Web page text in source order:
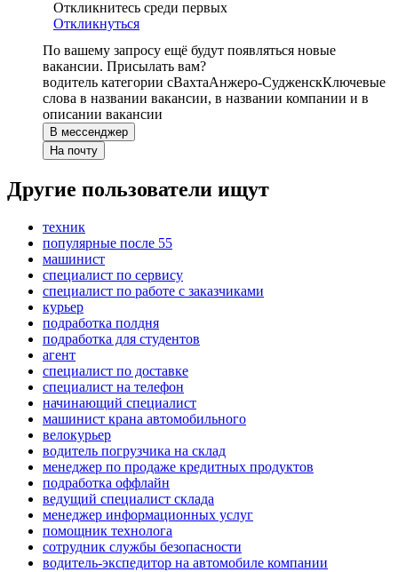
Откликнитесь среди первых
Откликнуться
По вашему запросу ещё будут появляться новые
вакансии. Присылать вам?
водитель категории cВахтаАнжеро-СудженскКлючевые
слова в названии вакансии, в названии компании и в
описании вакансии
В мессенджер
На почту
Другие пользователи ищут
техник
популярные после 55
машинист
специалист по сервису
специалист по работе с заказчиками
курьер
подработка полдня
подработка для студентов
агент
специалист по доставке
специалист на телефон
начинающий специалист
машинист крана автомобильного
велокурьер
водитель погрузчика на склад
менеджер по продаже кредитных продуктов
подработка оффлайн
ведущий специалист склада
менеджер информационных услуг
помощник технолога
сотрудник службы безопасности
водитель-экспедитор на автомобиле компании